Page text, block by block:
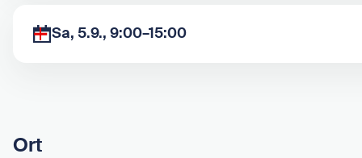
Sa, 5.9., 9:00–15:00
Ort